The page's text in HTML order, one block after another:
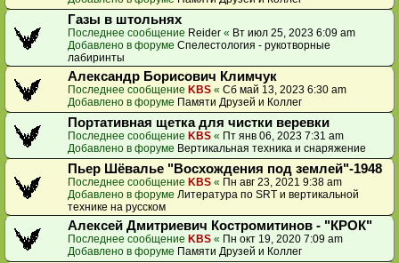
Газы в штольнях
Последнее сообщение Reider « Вт июл 25, 2023 6:09 am
Добавлено в форуме Спелестология - рукотворные
лабиринты
Александр Борисович Климчук
Последнее сообщение KBS « Сб май 13, 2023 6:30 am
Добавлено в форуме Памяти Друзей и Коллег
Портативная щетка для чистки веревки
Последнее сообщение KBS « Пт янв 06, 2023 7:31 am
Добавлено в форуме Вертикальная техника и снаряжение
Пьер Шёвалье "Восхождения под землей"-1948
Последнее сообщение KBS « Пн авг 23, 2021 9:38 am
Добавлено в форуме Литература по SRT и вертикальной
технике на русском
Алексей Дмитриевич Костромитинов - "КРОК"
Последнее сообщение KBS « Пн окт 19, 2020 7:09 am
Добавлено в форуме Памяти Друзей и Коллег